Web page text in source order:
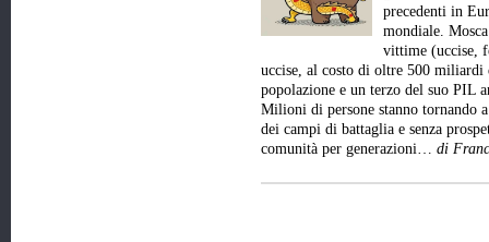
precedenti in
mondiale.
vittime (uccise,
uccise, al costo di oltre 500
popolazione e un terzo del suo PIL
Milioni di persone stanno tornando
dei campi di battaglia e senza
comunità per generazioni… di